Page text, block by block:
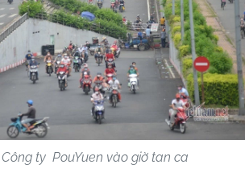
ty PouYuen vào giờ tan ca